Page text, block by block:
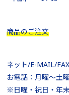
商品のご注文
ネット/E-MAIL/
お電話：月曜～土
※日曜・祝日・年